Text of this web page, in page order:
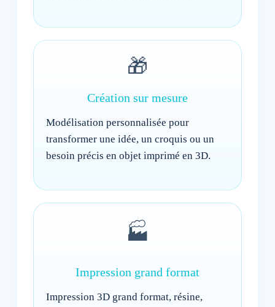
🎁
Création sur mesure
Modélisation personnalisée pour
transformer une idée, un croquis ou un
besoin précis en objet imprimé en 3D.
🏭
Impression grand format
Impression 3D grand format, résine,